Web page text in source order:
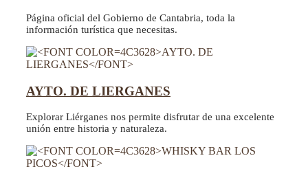
Página oficial del Gobierno de Cantabria, toda la
información turística que necesitas.
AYTO. DE LIERGANES
Explorar Liérganes nos permite disfrutar de una excelente
unión entre historia y naturaleza.